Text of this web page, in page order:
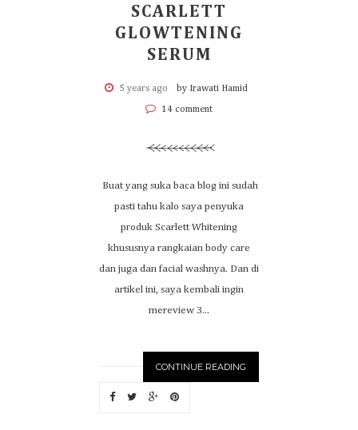
SCARLETT
GLOWTENING
SERUM
5 years ago by Irawati Hamid
14 comment
Buat yang suka baca blog ini sudah
pasti tahu kalo saya penyuka
produk Scarlett Whitening
khususnya rangkaian body care
dan juga dan facial washnya. Dan di
artikel ini, saya kembali ingin
mereview 3...
CONTINUE READING